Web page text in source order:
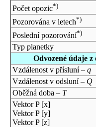
Počet opozic*)
Pozorována v letech*)
Poslední pozorování*)
Typ planetky
Odvozené údaje
Vzdálenost v přísluní – q
Vzdálenost v odsluní – Q
Oběžná doba – T
Vektor P [x]
Vektor P [y]
Vektor P [z]